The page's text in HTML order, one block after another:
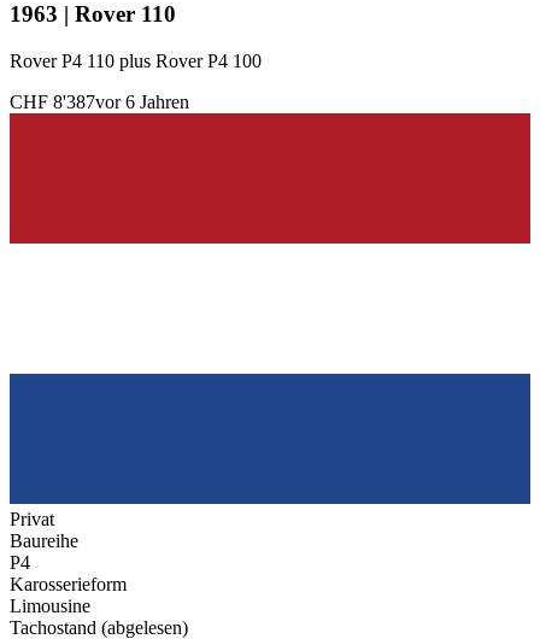
1963 | Rover 110
Rover P4 110 plus Rover P4 100
CHF 8'387vor 6 Jahren
Privat
Baureihe
P4
Karosserieform
Limousine
Tachostand (abgelesen)